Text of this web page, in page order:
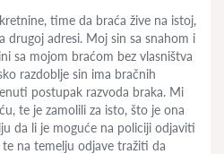
time da braća žive na istoj,
drugoj adresi. Moj sin sa snahom i
sa mojom braćom bez vlasništva
razdoblje sin ima bračnih
postupak razvoda braka. Mi
te je zamolili za isto, što je ona
da li je moguće na policiji odjaviti
na temelju odjave tražiti da